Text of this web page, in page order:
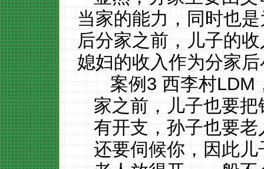
当家的能力，同时也
后分家之前，儿子的
媳妇的收入作为分家
案例3 西李村LDM
家之前，儿子也要
有开支，孙子也要
还要伺候你，因此